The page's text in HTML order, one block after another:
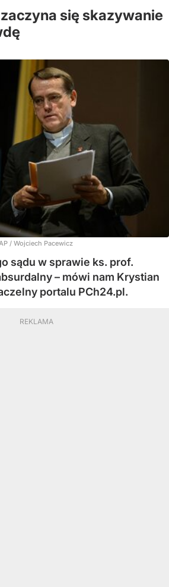
się skazywanie
/ Wojciech Pacewicz
sądu w sprawie ks. prof.
– mówi nam Krystian
portalu PCh24.pl.